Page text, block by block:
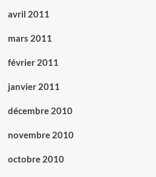
avril 2011
mars 2011
février 2011
janvier 2011
décembre 2010
novembre 2010
octobre 2010